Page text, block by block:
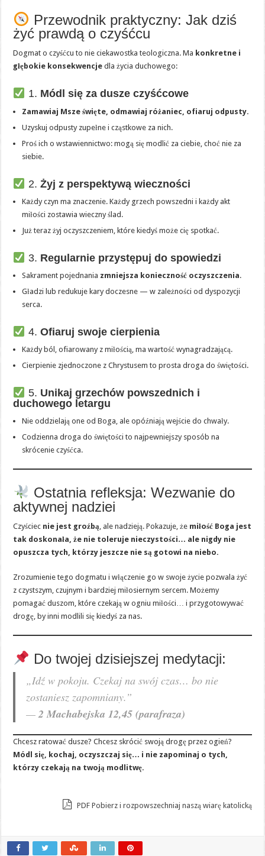
Przewodnik praktyczny: Jak dziś
żyć prawdą o czyśćcu
Dogmat o czyśćcu to nie ciekawostka teologiczna. Ma konkretne i
głębokie konsekwencje dla życia duchowego:
1. Módl się za dusze czyśćcowe
Zamawiaj Msze święte, odmawiaj różaniec, ofiaruj odpusty.
Uzyskuj odpusty zupełne i cząstkowe za nich.
Proś ich o wstawiennictwo: mogą się modlić za ciebie, choć nie za
siebie.
2. Żyj z perspektywą wieczności
Każdy czyn ma znaczenie. Każdy grzech powszedni i każdy akt
miłości zostawia wieczny ślad.
Już teraz żyj oczyszczeniem, które kiedyś może cię spotkać.
3. Regularnie przystępuj do spowiedzi
Sakrament pojednania zmniejsza konieczność oczyszczenia.
Gładzi lub redukuje kary doczesne — w zależności od dyspozycji
serca.
4. Ofiaruj swoje cierpienia
Każdy ból, ofiarowany z miłością, ma wartość wynagradzającą.
Cierpienie zjednoczone z Chrystusem to prosta droga do świętości.
5. Unikaj grzechów powszednich i
duchowego letargu
Nie oddzielają one od Boga, ale opóźniają wejście do chwały.
Codzienna droga do świętości to najpewniejszy sposób na
skrócenie czyśćca.
Ostatnia refleksja: Wezwanie do
aktywnej nadziei
Czyściec nie jest groźbą, ale nadzieją. Pokazuje, że miłość Boga jest
tak doskonała, że nie toleruje nieczystości… ale nigdy nie
opuszcza tych, którzy jeszcze nie są gotowi na niebo.
Zrozumienie tego dogmatu i włączenie go w swoje życie pozwala żyć
z czystszym, czujnym i bardziej miłosiernym sercem. Możemy
pomagać duszom, które czekają w ogniu miłości… i przygotowywać
drogę, by inni modlili się kiedyś za nas.
Do twojej dzisiejszej medytacji:
„Idź w pokoju. Czekaj na swój czas… bo nie
zostaniesz zapomniany.”
—2 Machabejska 12,45 (parafraza)
Chcesz ratować dusze? Chcesz skrócić swoją drogę przez ogień?
Módl się, kochaj, oczyszczaj się… i nie zapominaj o tych,
którzy czekają na twoją modlitwę.
PDF Pobierz i rozpowszechniaj naszą wiarę katolicką